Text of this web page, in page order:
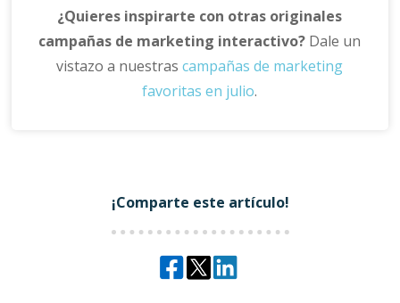
¿Quieres inspirarte con otras originales
campañas de marketing interactivo? Dale un
vistazo a nuestrascampañas de marketing
favoritas en julio.
¡Comparte este artículo!